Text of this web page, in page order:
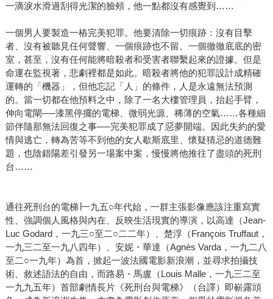
一滴淚水滑過刮得光潔的臉頰，他一點都沒有感覺到……
一個男人要製造一樁完美犯罪。他要清除一切痕跡：沒有目擊
者、沒有被聽見任何聲響、一個痕跡也不留、一個徹徹底底的密
室，甚至，沒有任何能將暗殺者和受害者聯繫起來的證據。但是
命運在監視著，悲劇裡都是如此。暗殺者將他的犯罪設計成精確
運轉的「機器」，但他忘記「人」的條件，人是永遠無法預測
的。當一切都在他預料之中，除了一名大樓管理員，抬起手臂，
伸向電閘──漆黑停擺的電梯、微弱光源、稀薄的空氣……各種細
節伴隨那無法回復之事──完美犯罪成了惡夢開端。因此失約的愛
情與逃亡，轉為苦等不到他的女人歇斯底里、懷疑猜忌的道德難
題，也陰錯陽差引發另一場案中案，慢慢將他推往了盡頭的死刑
台……
通往死刑台的電梯∣一九五○年代始，一群主張影像應該注重寫實
性、強調個人風格與內在、反映生活現實的導演，以高達（Jean-
Luc Godard，一九三○至二○二二年）、楚浮（François Truffaut，
一九三二至一九八四年）、安妮・華達（Agnès Varda，一九二八
至二○一九年）為首，掀起一波法國電影新浪潮，並尋求拍攝技
術、敘述語法的自由，而路易・馬盧（Louis Malle，一九三二至
一九九五年）首部劇情長片《死刑台與電梯》（台譯）即嶄露頭